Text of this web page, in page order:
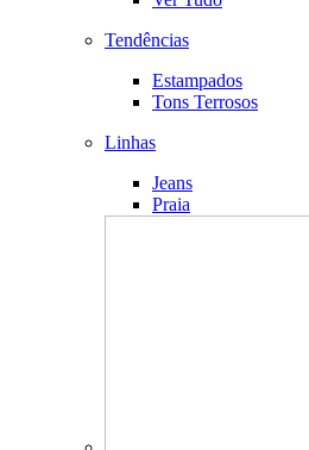
Tendências
Estampados
Tons Terrosos
Linhas
Jeans
Praia